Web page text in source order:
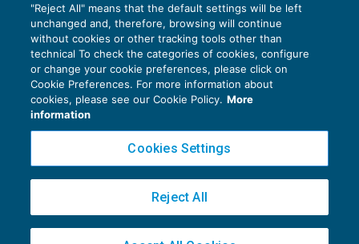
Privacy Policy
Cookie Policy
Copyright 2016 ©Gruppo Euroconference S.p.A.v2.32.4
Piazza Luigi Einaudi, 10N01 - 20124 Milano - info@ecnews.it
"Reject All" means that the default settings will be left
unchanged and, therefore, browsing will continue
without cookies or other tracking tools other than
technical To check the categories of cookies, configure
or change your cookie preferences, please click on
Cookie Preferences. For more information about
cookies, please see our Cookie Policy. More
information
Cookies Settings
Reject All